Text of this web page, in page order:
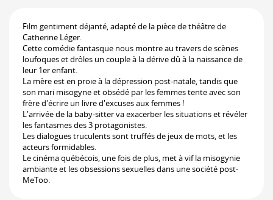
Film gentiment déjanté, adapté de la pièce de théâtre de
Catherine Léger.
Cette comédie fantasque nous montre au travers de scènes
loufoques et drôles un couple à la dérive dû à la naissance de
leur 1er enfant.
La mère est en proie à la dépression post-natale, tandis que
son mari misogyne et obsédé par les femmes tente avec son
frère d'écrire un livre d'excuses aux femmes !
L'arrivée de la baby-sitter va exacerber les situations et révéler
les fantasmes des 3 protagonistes.
Les dialogues truculents sont truffés de jeux de mots, et les
acteurs formidables.
Le cinéma québécois, une fois de plus, met à vif la misogynie
ambiante et les obsessions sexuelles dans une société post-
MeToo.